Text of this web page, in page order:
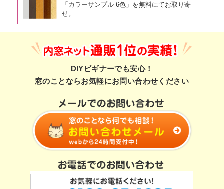
「カラーサンプル 6色」を無料にてお取り寄
せ。
DIYビギナーでも安心！
窓のことならお気軽にお問い合わせください